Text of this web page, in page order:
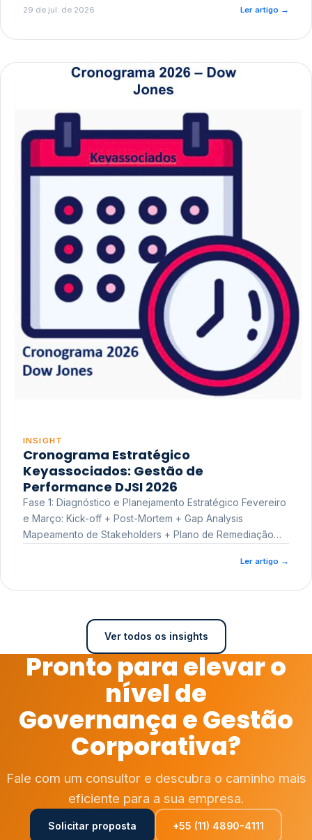
29 de jul. de 2026 Ler artigo →
INSIGHT
Cronograma Estratégico
Keyassociados: Gestão de
Performance DJSI 2026
Fase 1: Diagnóstico e Planejamento Estratégico Fevereiro
e Março: Kick-off + Post-Mortem + Gap Analysis
Mapeamento de Stakeholders + Plano de Remediação
Ler artigo →
Ver todos os insights
Pronto para elevar o
nível de
Governança e Gestão
Corporativa?
Fale com um consultor e descubra o caminho mais
eficiente para a sua empresa.
Solicitar proposta +55 (11) 4890-4111